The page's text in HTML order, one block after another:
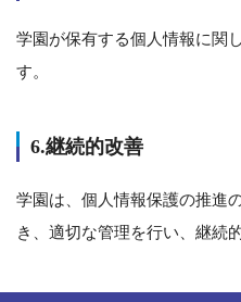
学園が保有する個人情報に関
す。
6.継続的改善
学園は、個人情報保護の推進
き、適切な管理を行い、継続